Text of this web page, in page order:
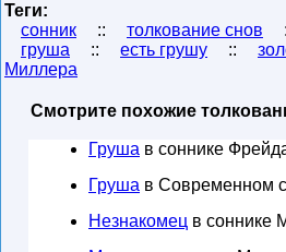
Теги:
сонник
:: толкование снов
груша
:: есть грушу ::
Миллера
Смотрите похожие
Груша в соннике
Груша в Современном
Незнакомец в соннике